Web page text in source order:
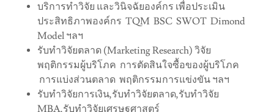
บริการทำวิจัย และวินิจฉัยองค์กร เพื่อประเมิน
ประสิทธิภาพองค์กร TQM BSC SWOT Dimond
Model ฯลฯ
รับทำวิจัยตลาด (Marketing Research) วิจัย
พฤติกรรมผู้บริโภค การตัดสินใจซื้อของผู้บริโภค
การแบ่งส่วนตลาด พฤติกรรมการแข่งขัน ฯลฯ
รับทำวิจัยการเงิน,รับทำวิจัยตลาด,รับทำวิจัย
MBA,รับทำวิจัยเศรษฐศาสตร์